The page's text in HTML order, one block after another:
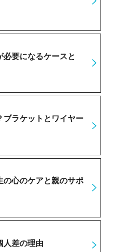
要になるケースと
ブラケットとワイヤー
の心のケアと親のサポ
人差の理由